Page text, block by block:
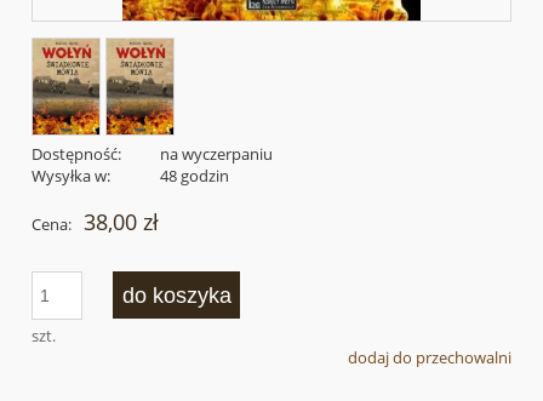
Dostępność:
na wyczerpaniu
Wysyłka w:
48 godzin
Cena: 38,00 zł
szt.
do koszyka
dodaj do przechowalni